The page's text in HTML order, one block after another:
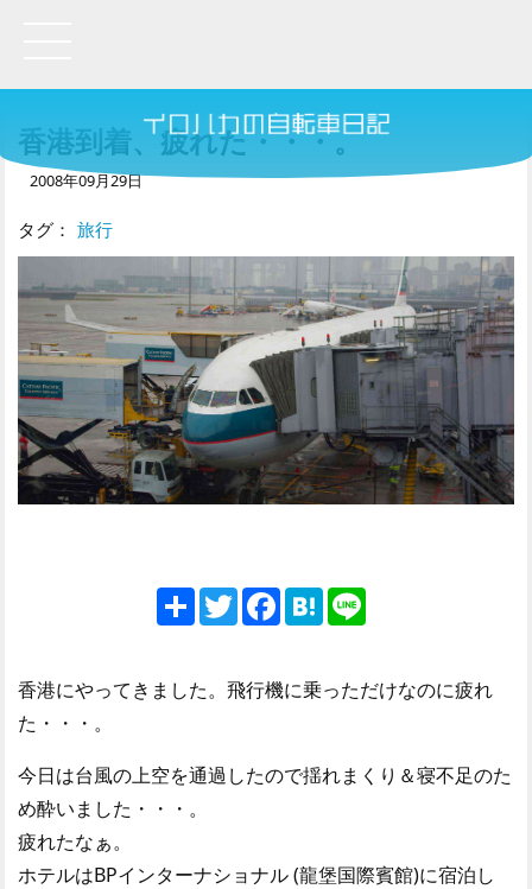
香港到着、疲れた・・・。
2008年09月29日
タグ： 旅行
ShareTwitterFacebook
HatenaLine
香港にやってきました。飛行機に乗っただけなのに疲れ
た・・・。
今日は台風の上空を通過したので揺れまくり＆寝不足のた
め酔いました・・・。
疲れたなぁ。
ホテルはBPインターナショナル (龍堡国際賓館)に宿泊し